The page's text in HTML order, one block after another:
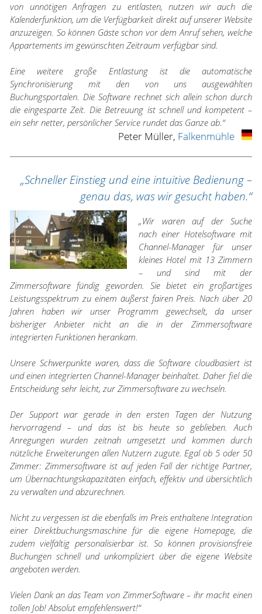
von unnötigen Anfragen zu entlasten, nutzen wir auch die
Kalenderfunktion, um die Verfügbarkeit direkt auf unserer Website
anzuzeigen. So können Gäste schon vor dem Anruf sehen, welche
Appartements im gewünschten Zeitraum verfügbar sind.
Eine weitere große Entlastung ist die automatische
Synchronisierung mit den von uns ausgewählten
Buchungsportalen. Die Software rechnet sich allein schon durch
die eingesparte Zeit. Die Betreuung ist schnell und kompetent –
ein sehr netter, persönlicher Service rundet das Ganze ab.“
Peter Müller, Falkenmühle
„Schneller Einstieg und eine intuitive Bedienung –
genau das, was wir gesucht haben.“
„Wir waren auf der Suche
nach einer Hotelsoftware mit
Channel-Manager für unser
kleines Hotel mit 13 Zimmern
– und sind mit der
Zimmersoftware fündig geworden. Sie bietet ein großartiges
Leistungsspektrum zu einem äußerst fairen Preis. Nach über 20
Jahren haben wir unser Programm gewechselt, da unser
bisheriger Anbieter nicht an die in der Zimmersoftware
integrierten Funktionen herankam.
Unsere Schwerpunkte waren, dass die Software cloudbasiert ist
und einen integrierten Channel-Manager beinhaltet. Daher fiel die
Entscheidung sehr leicht, zur Zimmersoftware zu wechseln.
Der Support war gerade in den ersten Tagen der Nutzung
hervorragend – und das ist bis heute so geblieben. Auch
Anregungen wurden zeitnah umgesetzt und kommen durch
nützliche Erweiterungen allen Nutzern zugute. Egal ob 5 oder 50
Zimmer: Zimmersoftware ist auf jeden Fall der richtige Partner,
um Übernachtungskapazitäten einfach, effektiv und übersichtlich
zu verwalten und abzurechnen.
Nicht zu vergessen ist die ebenfalls im Preis enthaltene Integration
einer Direktbuchungsmaschine für die eigene Homepage, die
zudem vielfältig personalisierbar ist. So können provisionsfreie
Buchungen schnell und unkompliziert über die eigene Website
angeboten werden.
Vielen Dank an das Team von ZimmerSoftware – ihr macht einen
tollen Job! Absolut empfehlenswert!“